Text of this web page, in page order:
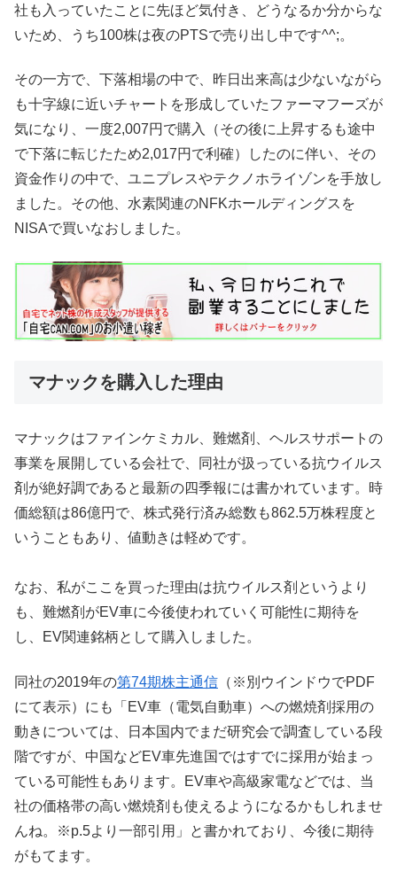
社も入っていたことに先ほど気付き、どうなるか分からな
いため、うち100株は夜のPTSで売り出し中です^^;。
その一方で、下落相場の中で、昨日出来高は少ないながら
も十字線に近いチャートを形成していたファーマフーズが
気になり、一度2,007円で購入（その後に上昇するも途中
で下落に転じたため2,017円で利確）したのに伴い、その
資金作りの中で、ユニプレスやテクノホライゾンを手放し
ました。その他、水素関連のNFKホールディングスを
NISAで買いなおしました。
マナックを購入した理由
マナックはファインケミカル、難燃剤、ヘルスサポートの
事業を展開している会社で、同社が扱っている抗ウイルス
剤が絶好調であると最新の四季報には書かれています。時
価総額は86億円で、株式発行済み総数も862.5万株程度と
いうこともあり、値動きは軽めです。
なお、私がここを買った理由は抗ウイルス剤というより
も、難燃剤がEV車に今後使われていく可能性に期待を
し、EV関連銘柄として購入しました。
同社の2019年の第74期株主通信 （※別ウインドウでPDF
にて表示）にも「EV車（電気自動車）への燃焼剤採用の
動きについては、日本国内でまだ研究会で調査している段
階ですが、中国などEV車先進国ではすでに採用が始まっ
ている可能性もあります。EV車や高級家電などでは、当
社の価格帯の高い燃焼剤も使えるようになるかもしれませ
んね。※p.5より一部引用」と書かれており、今後に期待
がもてます。